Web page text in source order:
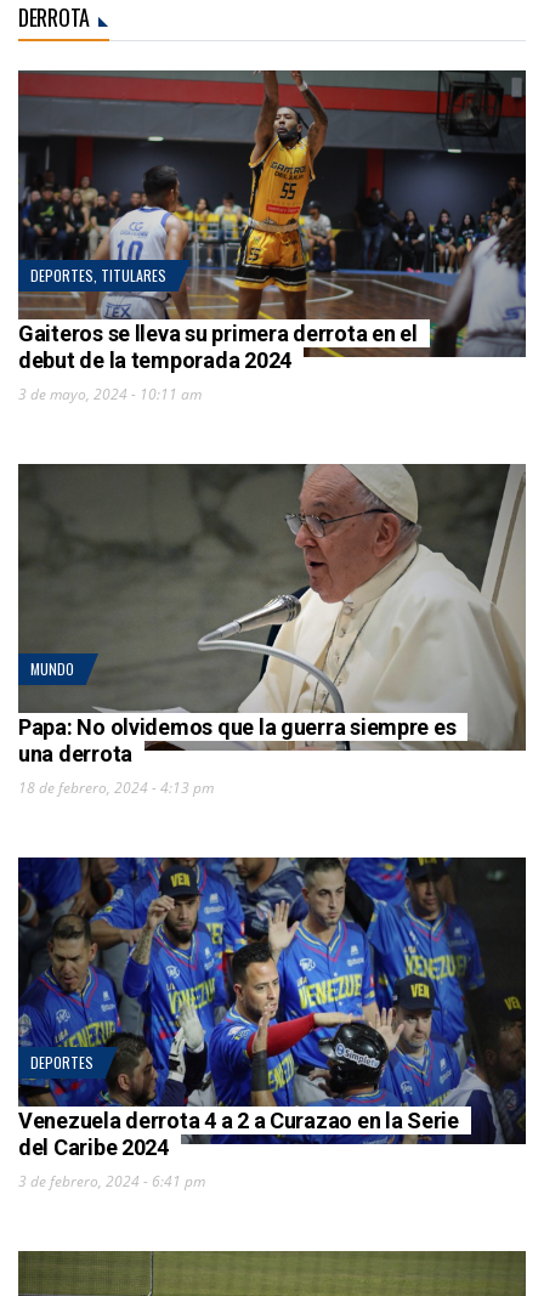
DERROTA
DEPORTES TITULARES
Gaiteros se lleva su primera derrota en el
debut de la temporada 2024
3 de mayo, 2024 - 10:11 am
MUNDO
Papa: No olvidemos que la guerra siempre es
una derrota
18 de febrero, 2024 - 4:13 pm
DEPORTES
Venezuela derrota 4 a 2 a Curazao en la Serie
del Caribe 2024
3 de febrero, 2024 - 6:41 pm